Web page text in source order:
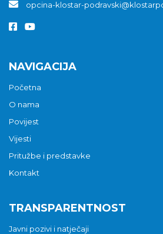
opcina-klostar-
NAVIGACIJA
Početna
O nama
Povijest
Vijesti
Pritužbe i predstavke
Kontakt
TRANSPARENTNOST
Javni pozivi i natječaji